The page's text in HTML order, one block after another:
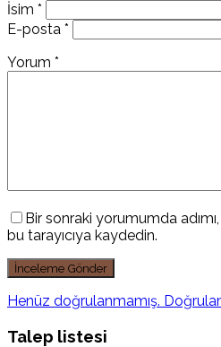
İsim *
E-posta *
Yorum *
Bir sonraki yorumumda
bu tarayıcıya kaydedin.
Henüz doğrulanmamış.
Talep listesi